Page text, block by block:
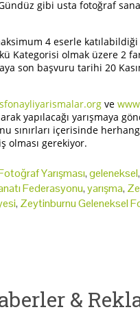
gibi usta fotoğraf
4 eserle
Kategorisi olmak üzere 2
son başvuru tarihi 20
ve
yapılacağı yarışmaya
sınırları içerisinde
olması gerekiyor.
Yarışması,geleneksel,
Federasyonu,yarışma,
, Zeytinburnu Geleneksel
&